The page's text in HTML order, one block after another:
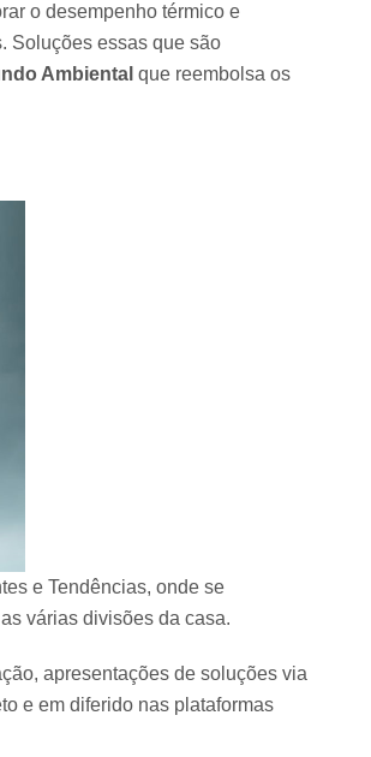
o desempenho térmico e
Soluções essas que são
Ambiental que reembolsa os
e Tendências, onde se
várias divisões da casa.
apresentações de soluções via
e em diferido nas plataformas